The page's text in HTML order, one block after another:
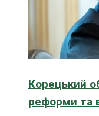
Корецький
реформи та